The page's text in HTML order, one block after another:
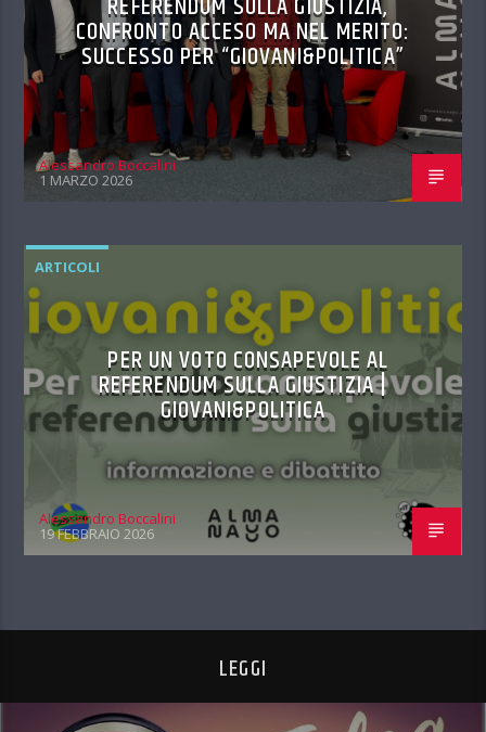
CONFRONTO ACCESO MA NEL MERITO:
SUCCESSO PER “GIOVANI&POLITICA”
Alessandro Boccalini
1 MARZO 2026
ARTICOLI
PER UN VOTO CONSAPEVOLE AL
REFERENDUM SULLA GIUSTIZIA |
GIOVANI&POLITICA
Alessandro Boccalini
19 FEBBRAIO 2026
LEGGI